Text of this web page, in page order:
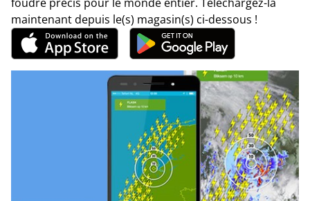
maintenant depuis le(s) magasin(s) ci-dessous !